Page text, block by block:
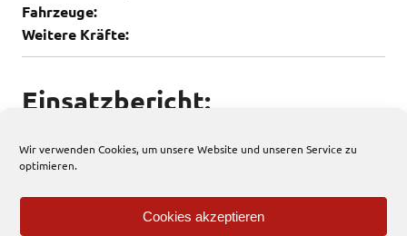
Wir verwenden Cookies, um unsere Website und unseren Service zu
optimieren.
Cookies akzeptieren
Fahrzeuge:
Weitere Kräfte:
Einsatzbericht:
Allgemein